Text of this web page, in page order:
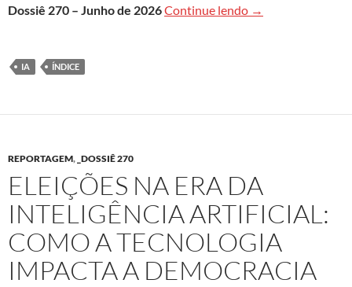
Dossiê 270 – Junho de 2026Continue lendo Leia aqui todo o
→
IA ÍNDICE
REPORTAGEM, _DOSSIÊ 270
ELEIÇÕES NA ERA DA
INTELIGÊNCIA ARTIFICIAL:
COMO A TECNOLOGIA
IMPACTA A DEMOCRACIA